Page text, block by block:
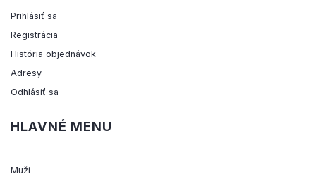
Prihlásiť sa
Registrácia
História objednávok
Adresy
Odhlásiť sa
HLAVNÉ MENU
Muži